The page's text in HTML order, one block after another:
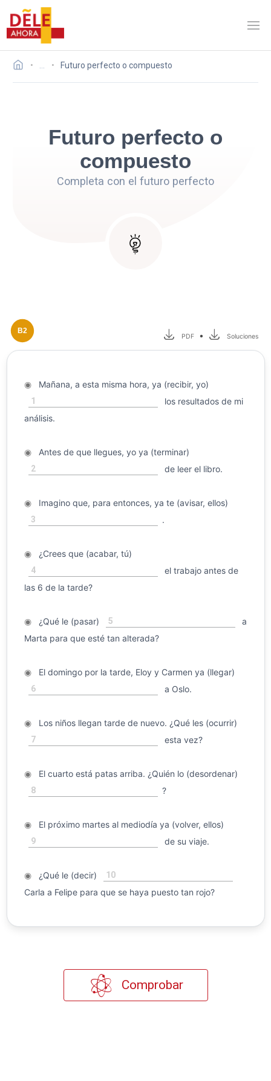
Futuro perfecto o compuesto
Futuro perfecto o
compuesto
Completa con el futuro perfecto
B2
PDF • Soluciones
◉Mañana, a esta misma hora, ya (recibir, yo)
1
los resultados de mi
análisis.
◉Antes de que llegues, yo ya (terminar)
2 de leer el libro.
◉Imagino que, para entonces, ya te (avisar, ellos)
3 .
◉¿Crees que (acabar, tú)
4
el trabajo antes de
las 6 de la tarde?
◉¿Qué le (pasar) 5
a
Marta para que esté tan alterada?
◉El domingo por la tarde, Eloy y Carmen ya (llegar)
6 a Oslo.
◉Los niños llegan tarde de nuevo. ¿Qué les (ocurrir)
7 esta vez?
◉El cuarto está patas arriba. ¿Quién lo (desordenar)
8 ?
◉El próximo martes al mediodía ya (volver, ellos)
9 de su viaje.
◉¿Qué le (decir) 10
Carla a Felipe para que se haya puesto tan rojo?
Comprobar